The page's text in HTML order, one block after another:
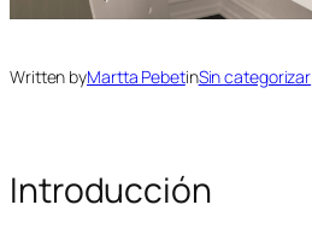
Written byMartta PebetinSin categorizar
Introducción